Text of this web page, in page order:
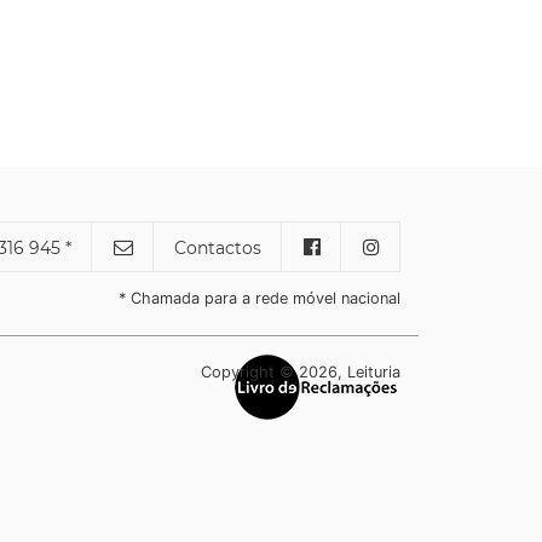
945 * Contactos
* Chamada para a rede móvel nacional
Copyright © 2026, Leituria